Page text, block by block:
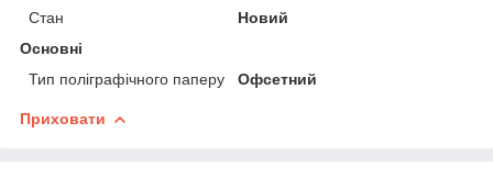
Стан
Новий
Основні
Тип поліграфічного паперу
Офсетний
Приховати